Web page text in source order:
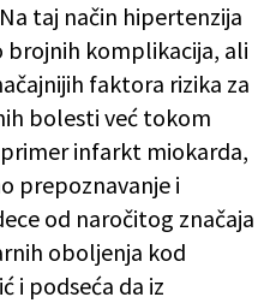
taj način hipertenzija
brojnih komplikacija, ali
faktora rizika za
bolesti već tokom
infarkt miokarda,
prepoznavanje i
od naročitog značaja
oboljenja kod
i podseća da iz